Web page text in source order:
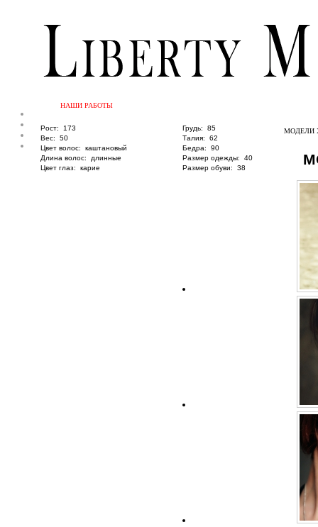
НАШИ РАБОТЫ
МОДЕЛИ
Рост:
173
Вес:
50
Цвет волос:
каштановый
Длина волос:
длинные
Цвет глаз:
карие
Грудь:
85
Талия:
62
Бедра:
90
Размер одежды:
40
Размер обуви:
38